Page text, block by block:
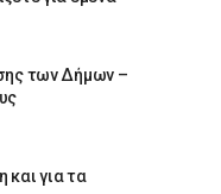
των Δήμων –
και για τα